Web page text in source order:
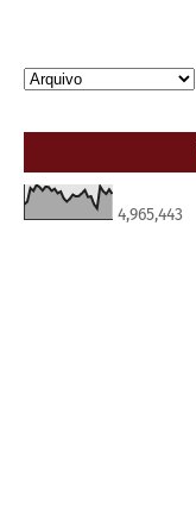
4,965,443